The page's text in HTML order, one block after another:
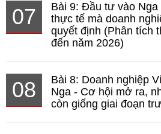
07
Bài 9: Đầu tư vào
thực tế mà doanh
quyết định (Phân tích
đến năm 2026)
08
Bài 8: Doanh nghiệp
Nga - Cơ hội mở ra,
còn giống giai đoạn